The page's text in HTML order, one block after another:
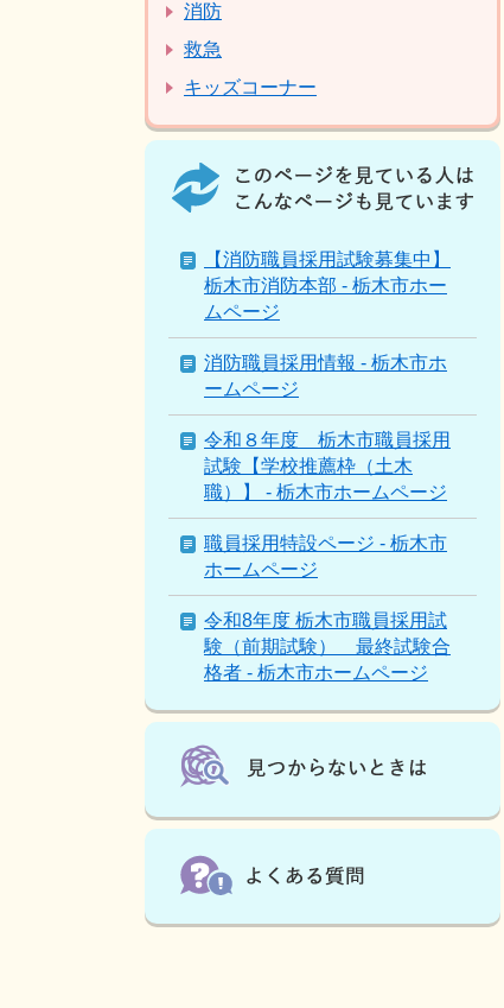
消防
救急
キッズコーナー
こ
い
ま
【消防職員採用試験募集中】
栃木市消防本部 - 栃木市ホー
ムページ
消防職員採用情報 - 栃木市ホ
ームページ
令和８年度 栃木市職員採用
試験【学校推薦枠（土木
職）】 - 栃木市ホームページ
職員採用特設ページ - 栃木市
ホームページ
令和8年度 栃木市職員採用試
験（前期試験） 最終試験合
格者 - 栃木市ホームページ